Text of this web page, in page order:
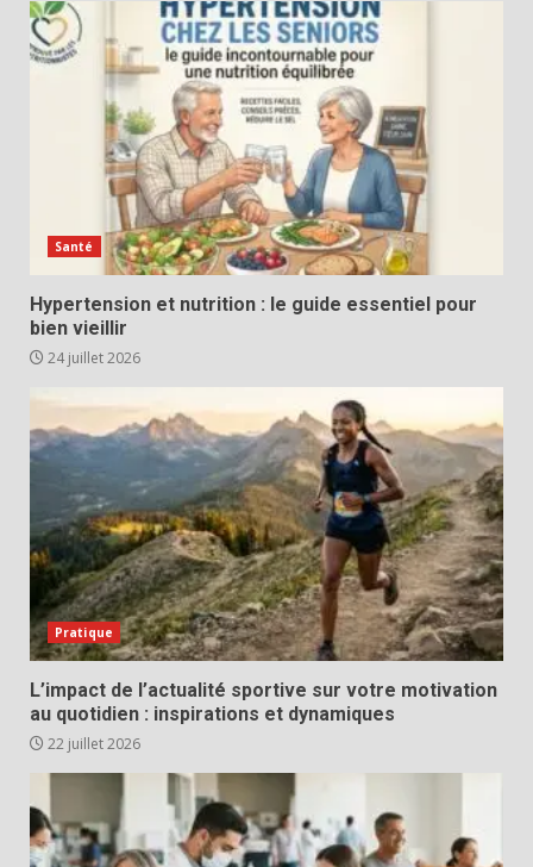
Santé
Hypertension et nutrition : le guide essentiel pour
bien vieillir
24 juillet 2026
Pratique
L’impact de l’actualité sportive sur votre motivation
au quotidien : inspirations et dynamiques
22 juillet 2026